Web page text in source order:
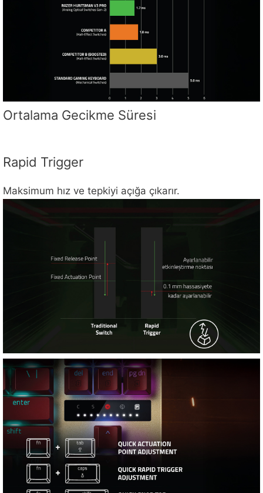
Ortalama Gecikme Süresi
Rapid Trigger
Maksimum hız ve tepkiyi açığa çıkarır.